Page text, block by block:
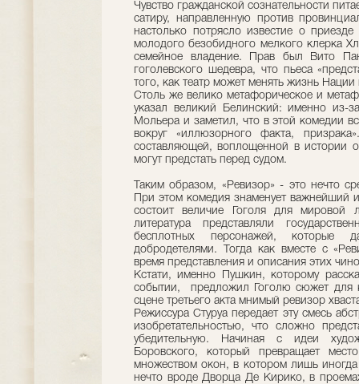
Чувство гражданской сознательности
сатиру, направленную против
настолько потрясло известие о
молодого безобидного мелкого клерка
семейное владение. Прав был Вито
гоголевского шедевра, что пьеса
того, как театр может менять жизнь Нации
Столь же велико метафорическое и
указал великий Белинский: именно из-
Мольера и заметил, что в этой комедии
вокруг «иллюзорного факта,
составляющей, воплощенной в истории
могут предстать перед судом.
Таким образом, «Ревизор» - это нечто
При этом комедия знаменует важнейший
состоит величие Гоголя для мировой
литература представляли
бесплотных персонажей, которые
добродетелями. Тогда как вместе с
время представления и описания этих
Кстати, именно Пушкин, которому
событии, предложил Гоголю сюжет для
сцене третьего акта мнимый ревизор
Режиссура Стуруа передает эту смесь
изобретательностью, что сложно
убедительную. Начиная с идеи
Боровского, который превращает
множеством окон, в котором лишь иногда
нечто вроде Дворца Де Кирико, в